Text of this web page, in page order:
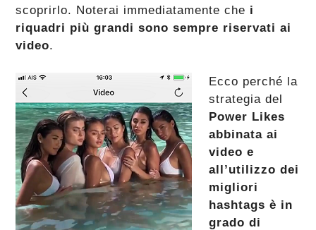
scoprirlo. Noterai immediatamente che i
riquadri più grandi sono sempre riservati ai
video.
Ecco perché la
strategia del
Power Likes
abbinata ai
video e
all’utilizzo dei
migliori
hashtags è in
grado di